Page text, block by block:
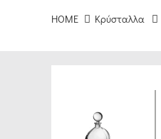
HOME Κρύσταλλα